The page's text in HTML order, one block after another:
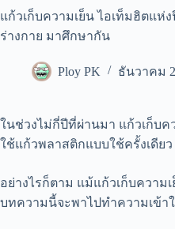
แก้วเก็บความเย็น ไอเท็มฮิตแห่
ร่างกาย มาศึกษากัน
Ploy PK ธันวาคม
ในช่วงไม่กี่ปีที่ผ่านมา แก้วเก็บ
ใช้แก้วพลาสติกแบบใช้ครั้งเดียว
อย่างไรก็ตาม แม้แก้วเก็บควา
บทความนี้จะพาไปทำความเข้า